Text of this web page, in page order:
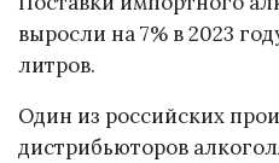
выросли на 7% в 2023
литров.
Один из российских
дистрибьюторов